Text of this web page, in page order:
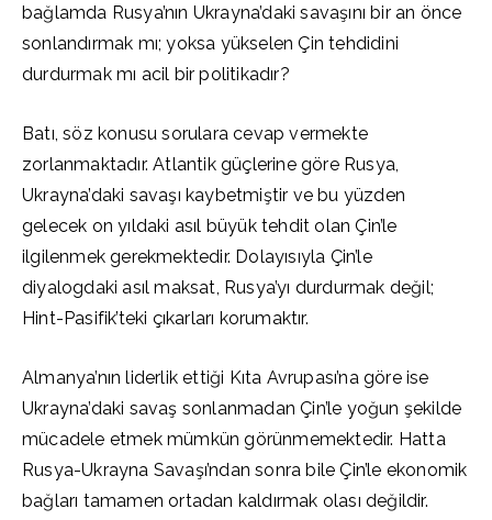
bağlamda Rusya’nın Ukrayna’daki savaşını bir an önce
sonlandırmak mı; yoksa yükselen Çin tehdidini
durdurmak mı acil bir politikadır?
Batı, söz konusu sorulara cevap vermekte
zorlanmaktadır. Atlantik güçlerine göre Rusya,
Ukrayna’daki savaşı kaybetmiştir ve bu yüzden
gelecek on yıldaki asıl büyük tehdit olan Çin’le
ilgilenmek gerekmektedir. Dolayısıyla Çin’le
diyalogdaki asıl maksat, Rusya’yı durdurmak değil;
Hint-Pasifik’teki çıkarları korumaktır.
Almanya’nın liderlik ettiği Kıta Avrupası’na göre ise
Ukrayna’daki savaş sonlanmadan Çin’le yoğun şekilde
mücadele etmek mümkün görünmemektedir. Hatta
Rusya-Ukrayna Savaşı’ndan sonra bile Çin’le ekonomik
bağları tamamen ortadan kaldırmak olası değildir.